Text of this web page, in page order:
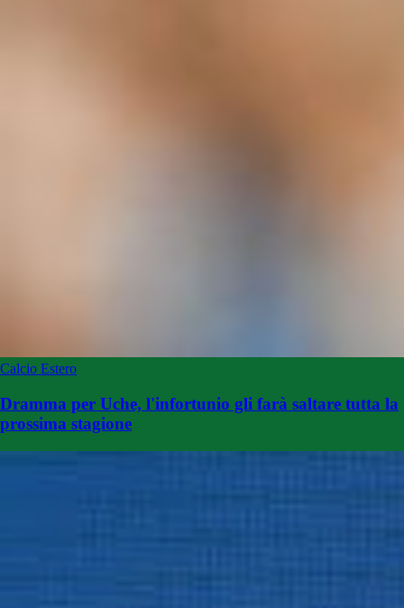
Calcio Estero
Dramma per Uche, l'infortunio gli farà saltare tutta la
prossima stagione